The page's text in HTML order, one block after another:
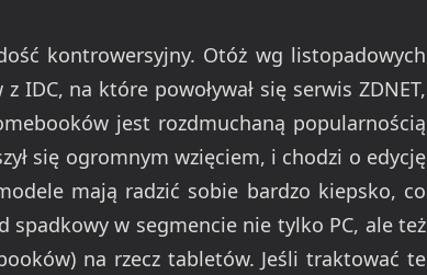
kontrowersyjny. Otóż wg listopadowych
IDC, na które powoływał się serwis ZDNET,
jest rozdmuchaną popularnością
się ogromnym wzięciem, i chodzi o edycję
mają radzić sobie bardzo kiepsko, co
w segmencie nie tylko PC, ale też
na rzecz tabletów. Jeśli traktować te